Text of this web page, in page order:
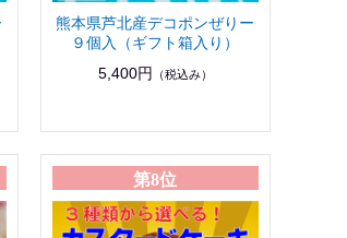
熊本県芦北産デコポンぜりー
９個入（ギフト箱入り）
5,400円
（税込み）
第8位